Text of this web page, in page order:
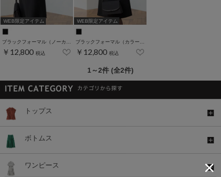
WEB限定アイテム
￥12,800 税込
WEB限定アイテム
￥12,800 税込
1～2件 (全2件)
トップス
ボトムス
ワンピース